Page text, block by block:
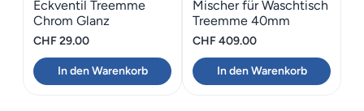
Eckventil Treemme
Chrom Glanz
CHF29.00
In den Warenkorb
Mischer für Waschtisch
Treemme 40mm
CHF409.00
In den Warenkorb